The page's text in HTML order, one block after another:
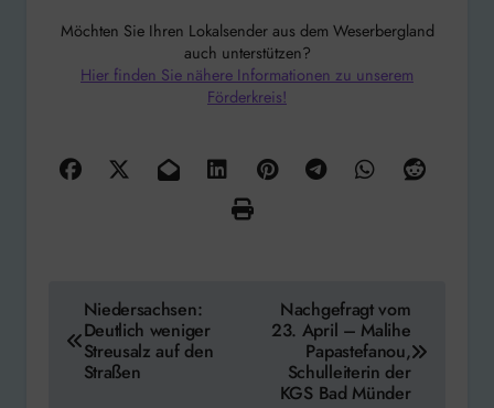
Möchten Sie Ihren Lokalsender aus dem Weserbergland
auch unterstützen?
Hier finden Sie nähere Informationen zu unserem
Förderkreis!
Beitragsnavigation
Niedersachsen:
Deutlich weniger
Streusalz auf den
Straßen
Nachgefragt vom
23. April – Malihe
Papastefanou,
Schulleiterin der
KGS Bad Münder